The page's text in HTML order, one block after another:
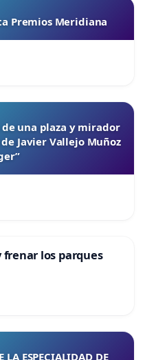
Premios Meridiana
una plaza y mirador
Javier Vallejo Muñoz
los parques
LA ESPECIALIDAD DE